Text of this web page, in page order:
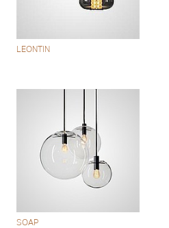
LEONTIN
SOAP